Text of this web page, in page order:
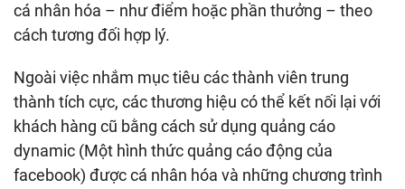
cá nhân hóa – như điểm hoặc phần thưởng – theo
cách tương đối hợp lý.
Ngoài việc nhắm mục tiêu các thành viên trung
thành tích cực, các thương hiệu có thể kết nối lại với
khách hàng cũ bằng cách sử dụng quảng cáo
dynamic (Một hình thức quảng cáo động của
facebook) được cá nhân hóa và những chương trình